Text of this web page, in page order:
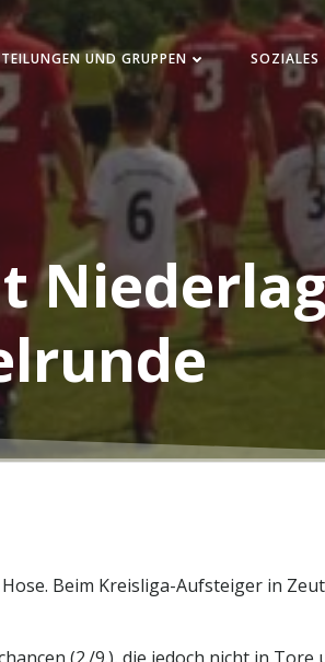
UND GRUPPEN SOZIALES
Beim Kreisliga-Aufsteiger in